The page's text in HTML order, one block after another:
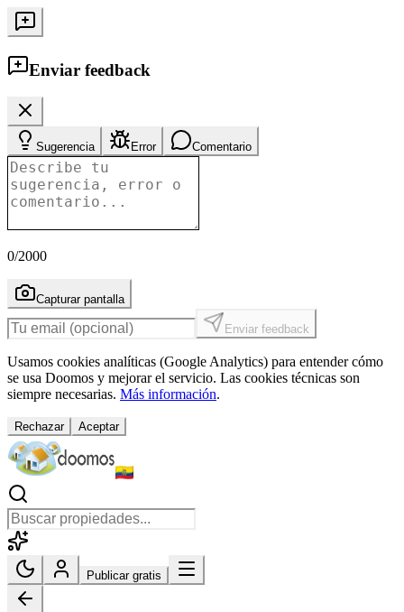
Enviar feedback
Sugerencia Error Comentario
0/2000
Capturar pantalla
Enviar feedback
Usamos cookies analíticas (Google Analytics) para entender cómo
se usa Doomos y mejorar el servicio. Las cookies técnicas son
siempre necesarias. Más información.
Rechazar Aceptar
Publicar gratis